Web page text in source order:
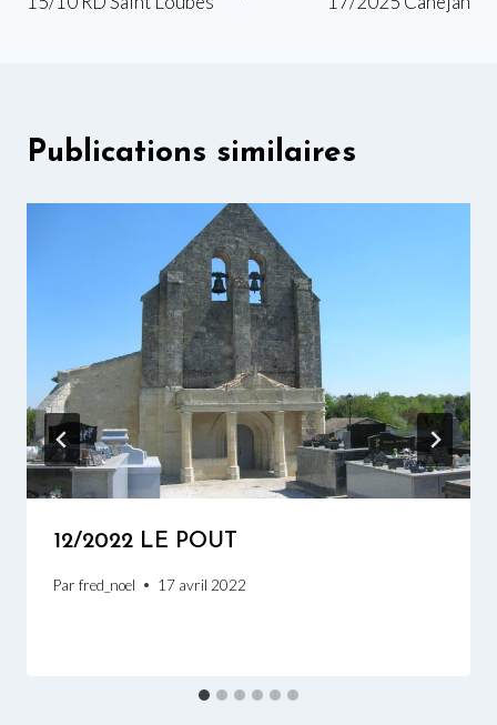
de
Publications similaires
12/2022 LE POUT
Par fred_noel 17 avril 2022